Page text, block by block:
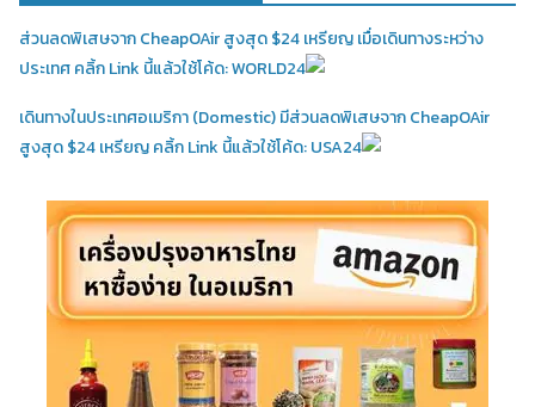
ส่วนลดพิเสษจาก CheapOAir สูงสุด $24 เหรียญ เมื่อเดินทางระหว่าง
ประเทศ คลิ้ก Link นี้แล้วใช้โค้ด: WORLD24
เดินทางในประเทศอเมริกา (Domestic)มีส่วนลดพิเสษจาก CheapOAir
สูงสุด $24 เหรียญ คลิ้ก Link นี้แล้วใช้โค้ด: USA24